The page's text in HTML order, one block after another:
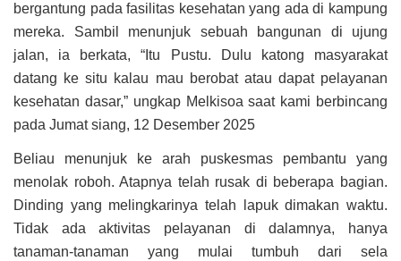
bergantung pada fasilitas kesehatan yang ada di kampung
mereka. Sambil menunjuk sebuah bangunan di ujung
jalan, ia berkata, “Itu Pustu. Dulu katong masyarakat
datang ke situ kalau mau berobat atau dapat pelayanan
kesehatan dasar,” ungkap Melkisoa saat kami berbincang
pada Jumat siang, 12 Desember 2025
Beliau menunjuk ke arah puskesmas pembantu yang
menolak roboh. Atapnya telah rusak di beberapa bagian.
Dinding yang melingkarinya telah lapuk dimakan waktu.
Tidak ada aktivitas pelayanan di dalamnya, hanya
tanaman-tanaman yang mulai tumbuh dari sela